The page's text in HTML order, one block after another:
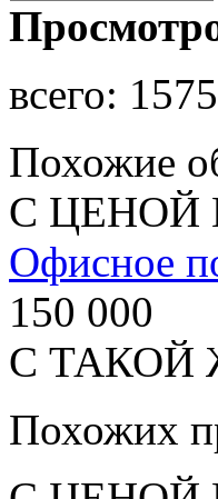
всего: 1575
Похожие
С ЦЕНОЙ
Офисное
150 000
С ТАКОЙ
Похожих